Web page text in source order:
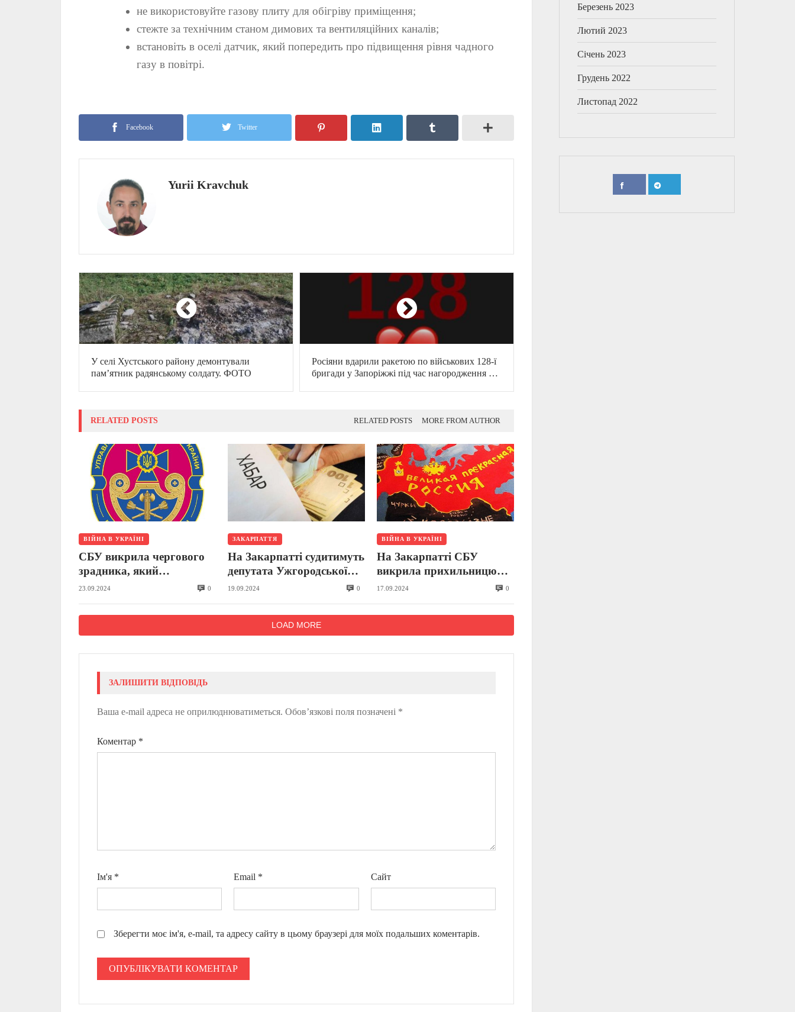
не використовуйте газову плиту для обігріву приміщення;
стежте за технічним станом димових та вентиляційних каналів;
встановіть в оселі датчик, який попередить про підвищення рівня чадного
газу в повітрі.
Facebook Twitter
Yurii Kravchuk
У селі Хустського району демонтували
пам’ятник радянському солдату. ФОТО
Росіяни вдарили ракетою по військових 128-ї
бригади у Запоріжжі під час нагородження –
RELATED POSTS RELATED POSTS MORE FROM AUTHOR
ВІЙНА В УКРАЇНІ
СБУ викрила чергового
зрадника, який
допомагав окупантам
Луганщині
23.09.2024 0
ЗАКАРПАТТЯ
На Закарпатті судитимуть
депутата Ужгородської
міськради, якого викрили
відстрочку від мобілізації
19.09.2024 0
ВІЙНА В УКРАЇНІ
На Закарпатті СБУ
викрила прихильницю
«руського міра»
17.09.2024 0
LOAD MORE
ЗАЛИШИТИ ВІДПОВІДЬ
Ваша e-mail адреса не оприлюднюватиметься. Обов’язкові поля позначені *
Коментар *
Ім'я * Email * Сайт
Зберегти моє ім'я, e-mail, та адресу сайту в цьому браузері для моїх подальших коментарів.
Березень 2023
Лютий 2023
Січень 2023
Грудень 2022
Листопад 2022